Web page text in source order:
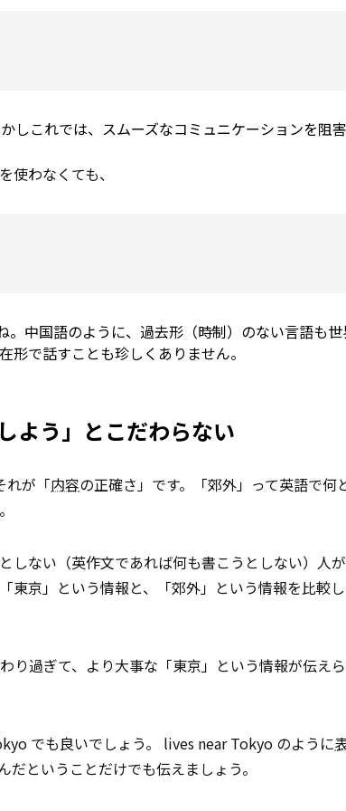
しこれでは、スムーズなコミュニケーションを阻
使わなくても、
中国語のように、過去形（時制）のない言語も世
形で話すことも珍しくありません。
よう」とこだわらない
れが「内容の正確さ」です。「郊外」って英語で何
ない（英作文であれば何も書こうとしない）人
東京」という情報と、「郊外」という情報を比較
り過ぎて、より大事な「東京」という情報が伝え
でも良いでしょう。 lives near Tokyo のように
ということだけでも伝えましょう。